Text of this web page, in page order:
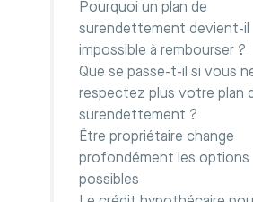
Pourquoi un plan de
surendettement devient-il
impossible à rembourser ?
Que se passe-t-il si vous
respectez plus votre plan
surendettement ?
Être propriétaire change
profondément les options
possibles